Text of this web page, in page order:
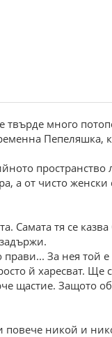
твърде много
Пепеляшка,
а от чисто женски
Самата тя се
За нея той
й харесват. Ще
щастие. Защото
никой и